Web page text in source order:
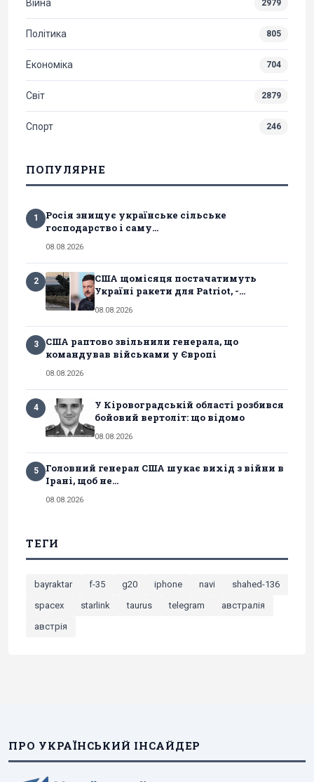
Війна 2979
Політика 805
Економіка 704
Світ 2879
Спорт 246
ПОПУЛЯРНЕ
1
Росія знищує українське сільське
господарство і саму...
08.08.2026
2
США щомісяця постачатимуть
Україні ракети для Patriot, -...
08.08.2026
3
США раптово звільнили генерала, що
командував військами у Європі
08.08.2026
4
У Кіровоградській області розбився
бойовий вертоліт: що відомо
08.08.2026
5
Головний генерал США шукає вихід з війни в
Ірані, щоб не...
08.08.2026
ТЕГИ
bayraktar f-35 g20 iphone navi
shahed-136
spacex
starlink taurus telegram
австралія
австрія
ПРО УКРАЇНСЬКИЙ ІНСАЙДЕР